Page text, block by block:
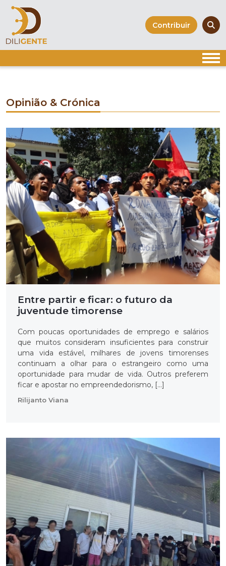
Skip
content
Contribuir
Opinião & Crónica
Entre partir e ficar: o futuro da
juventude timorense
Com poucas oportunidades de emprego e salários
que muitos consideram insuficientes para construir
uma vida estável, milhares de jovens timorenses
continuam a olhar para o estrangeiro como uma
oportunidade para mudar de vida. Outros preferem
ficar e apostar no empreendedorismo, […]
Rilijanto Viana